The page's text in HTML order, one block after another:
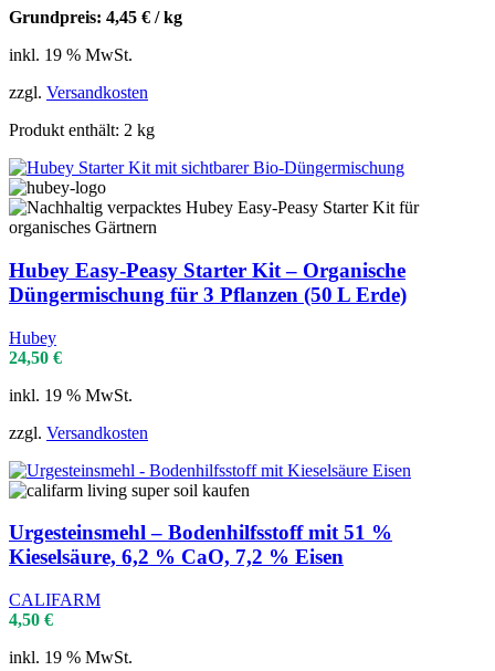
Grundpreis: 4,45 € /kg
inkl. 19 % MwSt.
zzgl. Versandkosten
Produkt enthält: 2 kg
Hubey Easy‑Peasy Starter Kit – Organische
Düngermischung für 3 Pflanzen (50 L Erde)
Hubey
24,50 €
inkl. 19 % MwSt.
zzgl. Versandkosten
Urgesteinsmehl – Bodenhilfsstoff mit 51 %
Kieselsäure, 6,2 % CaO, 7,2 % Eisen
CALIFARM
4,50 €
inkl. 19 % MwSt.